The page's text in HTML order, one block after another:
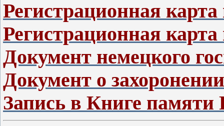
Регистрационная
Регистрационная
Документ немецкого
Документ о захоронении
Запись в Книге памяти